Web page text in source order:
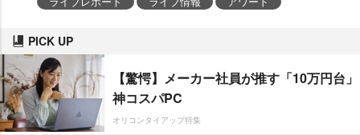
PICK UP
【驚愕】メーカー社員が推す「10万円台」
神コスパPC
オリコンタイアップ特集